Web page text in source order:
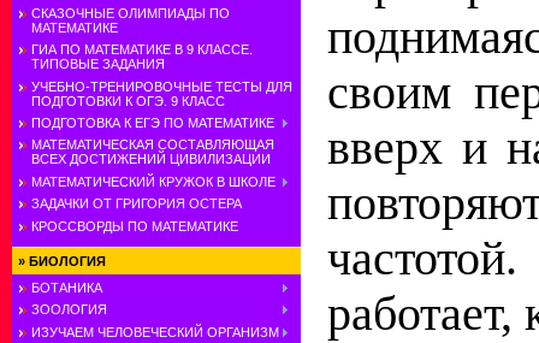
СКАЗОЧНЫЕ ОЛИМПИАДЫ ПО
МАТЕМАТИКЕ
ГИА ПО МАТЕМАТИКЕ В 9 КЛАССЕ.
ТИПОВЫЕ ЗАДАНИЯ
УЧЕБНО-ТРЕНИРОВОЧНЫЕ ТЕСТЫ ДЛЯ
ПОДГОТОВКИ К ОГЭ. 9 КЛАСС
ПОДГОТОВКА К ЕГЭ ПО МАТЕМАТИКЕ
МАТЕМАТИЧЕСКАЯ СОСТАВЛЯЮЩАЯ
ВСЕХ ДОСТИЖЕНИЙ ЦИВИЛИЗАЦИИ
МАТЕМАТИЧЕСКИЙ КРУЖОК В ШКОЛЕ
ЗАДАЧКИ ОТ ГРИГОРИЯ ОСТЕРА
КРОССВОРДЫ ПО МАТЕМАТИКЕ
» БИОЛОГИЯ
БОТАНИКА
ЗООЛОГИЯ
ИЗУЧАЕМ ЧЕЛОВЕЧЕСКИЙ ОРГАНИЗМ
своим
вверх и
работает,